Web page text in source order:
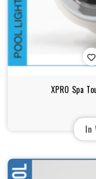
XPRO Spa
In